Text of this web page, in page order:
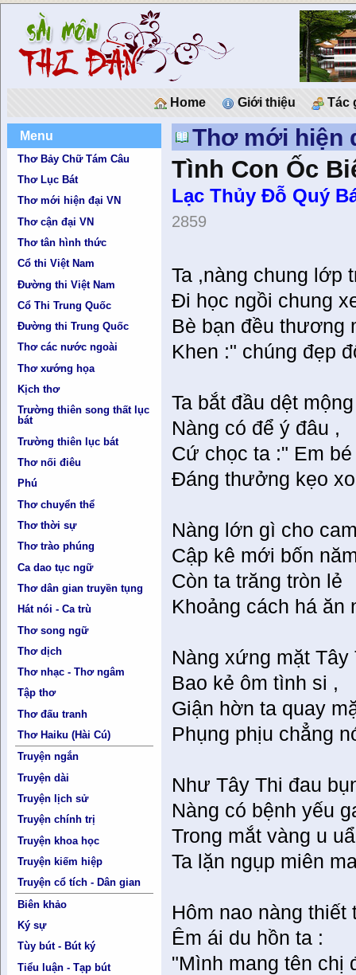
Home Giới thiệu Tác
Menu
Thơ Bảy Chữ Tám Câu
Thơ Lục Bát
Thơ mới hiện đại VN
Thơ cận đại VN
Thơ tân hình thức
Cổ thi Việt Nam
Đường thi Việt Nam
Cổ Thi Trung Quốc
Đường thi Trung Quốc
Thơ các nước ngoài
Thơ xướng họa
Kịch thơ
Trường thiên song thất lục
bát
Trường thiên lục bát
Thơ nối điêu
Phú
Thơ chuyển thể
Thơ thời sự
Thơ trào phúng
Ca dao tục ngữ
Thơ dân gian truyền tụng
Hát nói - Ca trù
Thơ song ngữ
Thơ dịch
Thơ nhạc - Thơ ngâm
Tập thơ
Thơ đấu tranh
Thơ Haiku (Hài Cú)
Truyện ngắn
Truyện dài
Truyện lịch sử
Truyện chính trị
Truyện khoa học
Truyện kiếm hiệp
Truyện cổ tích - Dân gian
Biên khảo
Ký sự
Tùy bút - Bút ký
Tiểu luận - Tạp bút
Thơ mới hiện
Tình Con Ốc
Lạc Thủy Ðỗ Quý
2859
Ta ,nàng chung lớp
Đi học ngồi chung
Bè bạn đều thương
Khen :" chúng đẹp
Ta bắt đầu dệt mộng
Nàng có để ý đâu ,
Cứ chọc ta :" Em bé
Đáng thưởng kẹo
Nàng lớn gì cho
Cập kê mới bốn
Còn ta trăng tròn lẻ
Khoảng cách há ăn
Nàng xứng mặt Tây
Bao kẻ ôm tình si ,
Giận hờn ta quay
Phụng phịu chẳng
Như Tây Thi đau
Nàng có bệnh yếu
Trong mắt vàng u
Ta lặn ngụp miên
Hôm nao nàng thiết
Êm ái du hồn ta :
"Mình mang tên chị